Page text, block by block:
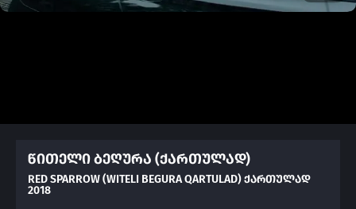
წითელი ბეღურა (ქართულად)
RED SPARROW (WITELI BEGURA QARTULAD) ᲥᲐᲠᲗᲣᲚᲐᲓ
2018